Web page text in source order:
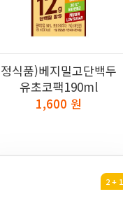
정식품)베지밀고단백두
유초코팩190ml
1,600 원
2 + 1